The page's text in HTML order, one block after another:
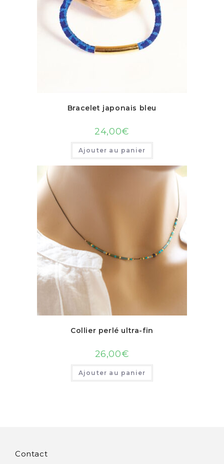
Bracelet japonais bleu
24,00€
Ajouter au panier
Collier perlé ultra-fin
26,00€
Ajouter au panier
Contact